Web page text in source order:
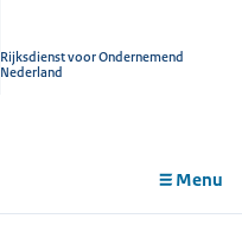
Rijksdienst voor Ondernemend
Nederland
Menu